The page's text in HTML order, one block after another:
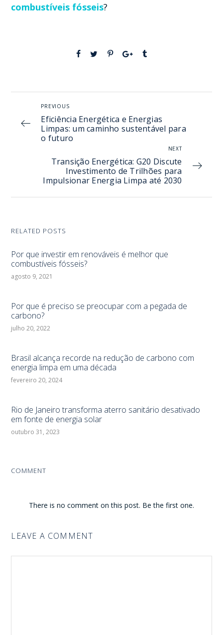
combustíveis fósseis?
PREVIOUS
Eficiência Energética e Energias
Limpas: um caminho sustentável para
o futuro
NEXT
Transição Energética: G20 Discute
Investimento de Trilhões para
Impulsionar Energia Limpa até 2030
RELATED POSTS
Por que investir em renováveis é melhor que
combustíveis fósseis?
agosto 9, 2021
Por que é preciso se preocupar com a pegada de
carbono?
julho 20, 2022
Brasil alcança recorde na redução de carbono com
energia limpa em uma década
fevereiro 20, 2024
Rio de Janeiro transforma aterro sanitário desativado
em fonte de energia solar
outubro 31, 2023
COMMENT
There is no comment on this post. Be the first one.
LEAVE A COMMENT